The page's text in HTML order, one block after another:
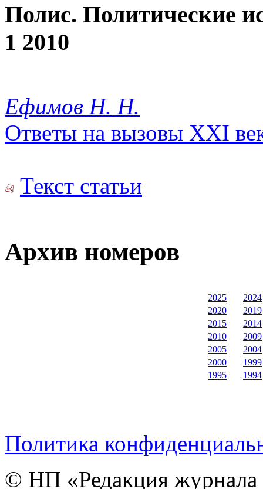
Полис. Политические
1 2010
Ефимов Н. Н.
Ответы на вызовы XXI
Текст статьи
Архив номеров
2025
2024
2020
2019
2015
2014
2010
2009
2005
2004
2000
1999
1995
1994
Политика
© НП «Редакция